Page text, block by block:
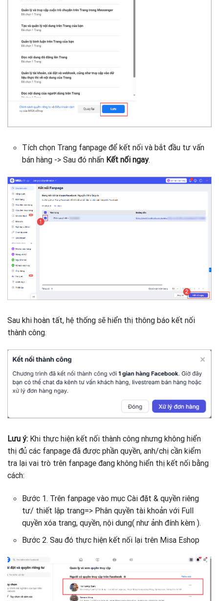
Tích chọn Trang fanpage để kết nối và bắt đầu tư vấn
bán hàng -> Sau đó nhấn Kết nối ngay.
Sau khi hoàn tất, hệ thống sẽ hiển thị thông báo kết nối
thành công.
Lưu ý: Khi thực hiện kết nối thành công nhưng không hiển
thị đủ các fanpage đã được phần quyền, anh/chị cần kiểm
tra lại vai trò trên fanpage đang không hiển thị kết nối bằng
cách:
Bước 1. Trên fanpage vào mục Cài đặt & quyền riêng
tư/ thiết lập trang=> Phân quyền tài khoản với Full
quyền xóa trang, quyền, nội dung( như ảnh đính kèm ).
Bước 2. Sau đó thực hiện kết nối lại trên Misa Eshop